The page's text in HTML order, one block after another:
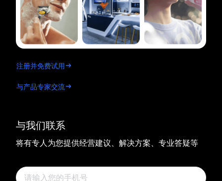
与我们联系
将有专人为您提供经营建议、解决方案、专业答疑等
注册并免费试用
与产品专家交流